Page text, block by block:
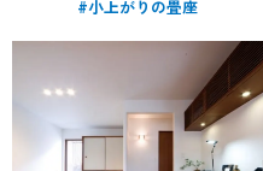
#小上がりの畳座